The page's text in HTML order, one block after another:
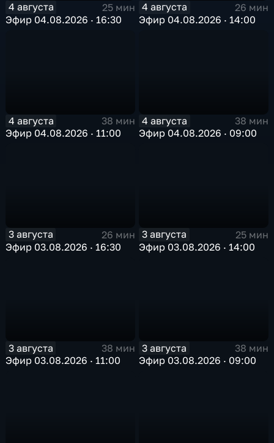
4 августа
25 мин
Эфир 04.08.2026 · 16:30
4 августа
26 мин
Эфир 04.08.2026 · 14:00
4 августа
38 мин
Эфир 04.08.2026 · 11:00
4 августа
38 мин
Эфир 04.08.2026 · 09:00
3 августа
26 мин
Эфир 03.08.2026 · 16:30
3 августа
25 мин
Эфир 03.08.2026 · 14:00
3 августа
38 мин
Эфир 03.08.2026 · 11:00
3 августа
38 мин
Эфир 03.08.2026 · 09:00